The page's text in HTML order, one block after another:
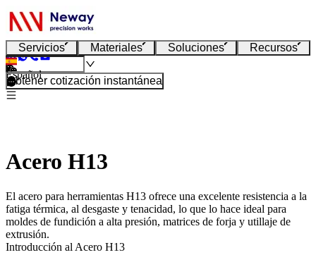
Servicios Materiales Soluciones Recursos
Español
Obtener cotización instantánea
Acero H13
El acero para herramientas H13 ofrece una excelente resistencia a la
fatiga térmica, al desgaste y tenacidad, lo que lo hace ideal para
moldes de fundición a alta presión, matrices de forja y utillaje de
extrusión.
Introducción al Acero H13